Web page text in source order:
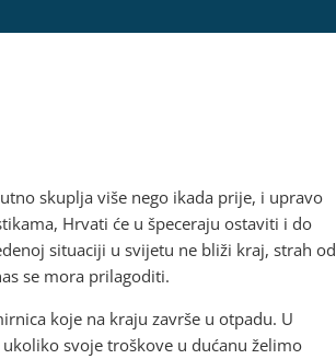
skuplja više nego ikada prije, i upravo
Hrvati će u špeceraju ostaviti i do
situaciji u svijetu ne bliži kraj, strah od
se mora prilagoditi.
koje na kraju završe u otpadu. U
svoje troškove u dućanu želimo